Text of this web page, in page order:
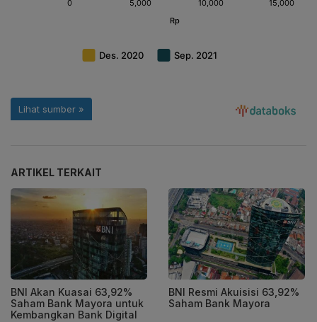
ARTIKEL TERKAIT
BNI Akan Kuasai 63,92%
Saham Bank Mayora untuk
Kembangkan Bank Digital
BNI Resmi Akuisisi 63,92%
Saham Bank Mayora